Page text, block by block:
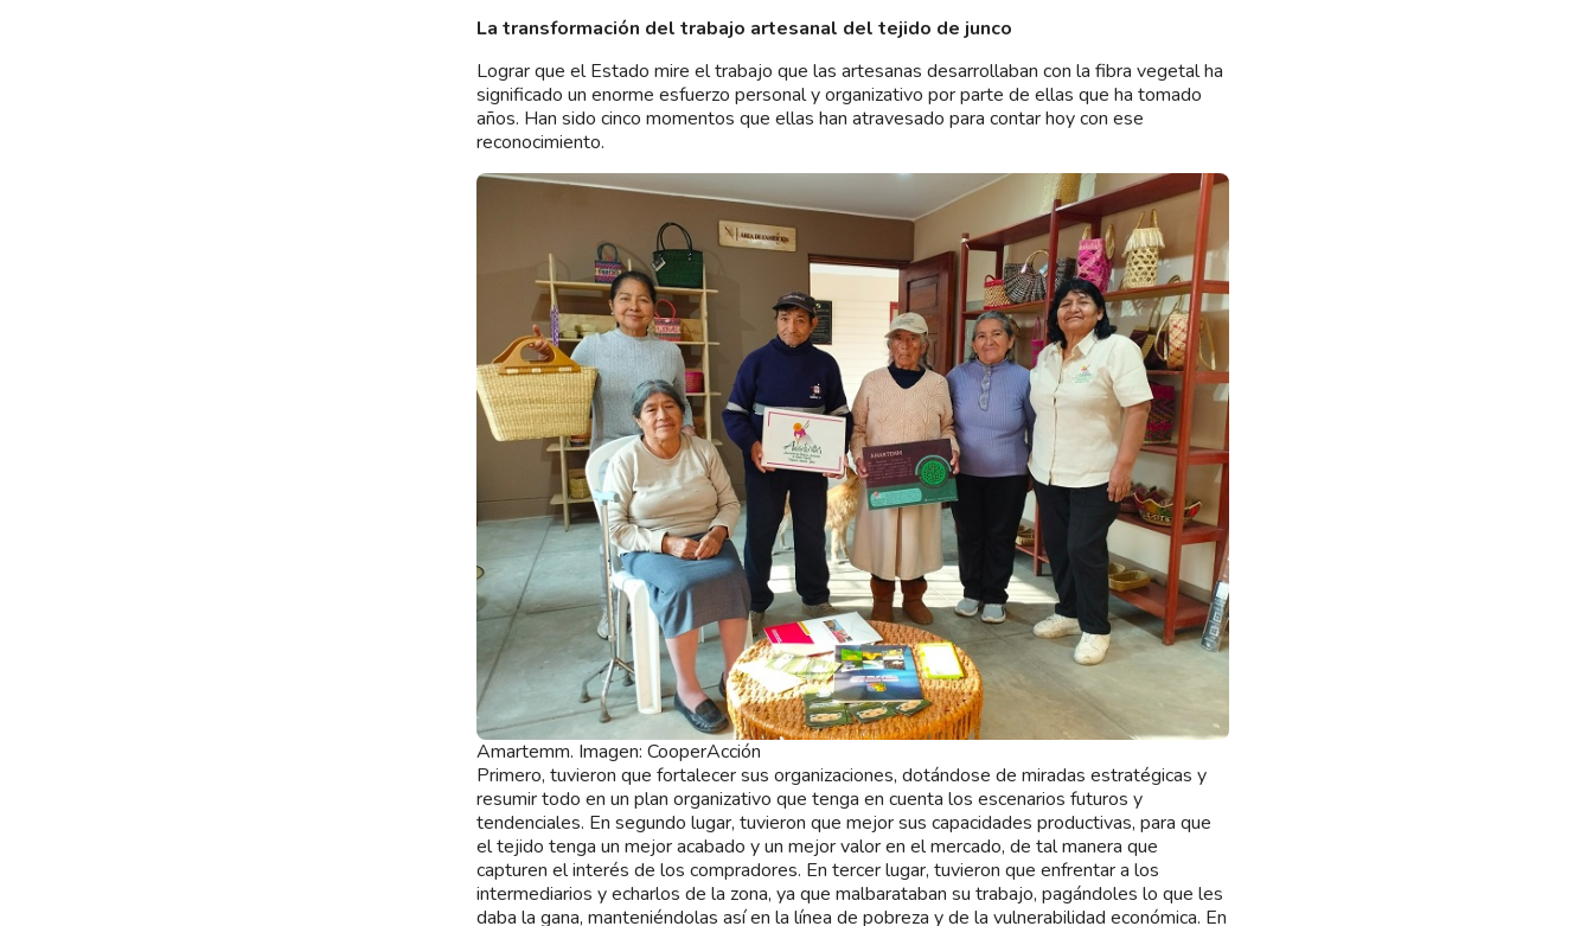
La transformación del trabajo artesanal del tejido de junco
Lograr que el Estado mire el trabajo que las artesanas desarrollaban con la fibra vegetal ha
significado un enorme esfuerzo personal y organizativo por parte de ellas que ha tomado
años. Han sido cinco momentos que ellas han atravesado para contar hoy con ese
reconocimiento.
Amartemm. Imagen: CooperAcción
Primero, tuvieron que fortalecer sus organizaciones, dotándose de miradas estratégicas y
resumir todo en un plan organizativo que tenga en cuenta los escenarios futuros y
tendenciales. En segundo lugar, tuvieron que mejor sus capacidades productivas, para que
el tejido tenga un mejor acabado y un mejor valor en el mercado, de tal manera que
capturen el interés de los compradores. En tercer lugar, tuvieron que enfrentar a los
intermediarios y echarlos de la zona, ya que malbarataban su trabajo, pagándoles lo que les
daba la gana, manteniéndolas así en la línea de pobreza y de la vulnerabilidad económica. En